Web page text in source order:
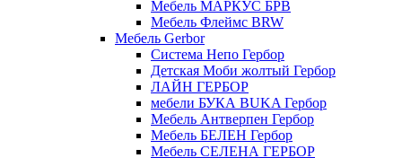
Мебель МАРКУС БРВ
Мебель Флеймс BRW
Мебель Gerbor
Cистема Непо Гербор
Детская Моби жолтый Гербор
ЛАЙН ГЕРБОР
мебели БУКА BUKA Гербор
Мебель Антверпен Гербор
Мебель БЕЛЕН Гербор
Мебель СЕЛЕНА ГЕРБОР